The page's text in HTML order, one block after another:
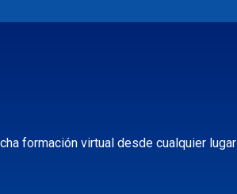
formación virtual desde cualquier lugar